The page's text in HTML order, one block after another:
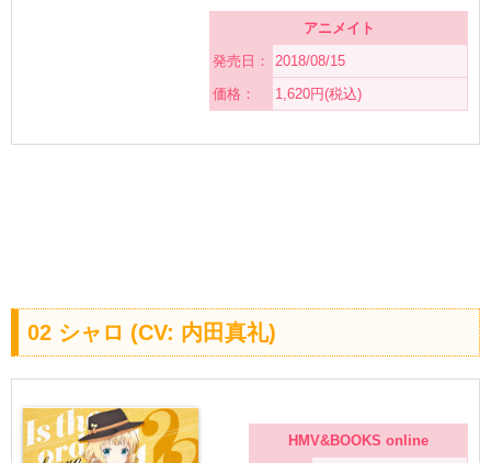
アニメイト
発売日：
2018/08/15
価格：
1,620円(税込)
02 シャロ (CV: 内田真礼)
HMV&BOOKS online